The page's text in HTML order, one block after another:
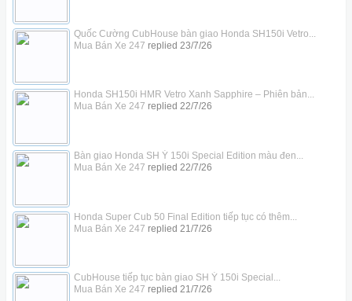
Quốc Cường CubHouse bàn giao Honda SH150i Vetro...
Mua Bán Xe 247 replied 23/7/26
Honda SH150i HMR Vetro Xanh Sapphire – Phiên bản...
Mua Bán Xe 247 replied 22/7/26
Bàn giao Honda SH Ý 150i Special Edition màu đen...
Mua Bán Xe 247 replied 22/7/26
Honda Super Cub 50 Final Edition tiếp tục có thêm...
Mua Bán Xe 247 replied 21/7/26
CubHouse tiếp tục bàn giao SH Ý 150i Special...
Mua Bán Xe 247 replied 21/7/26